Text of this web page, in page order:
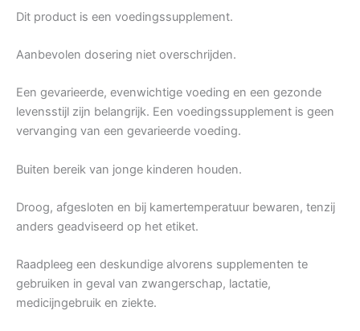
Dit product is een voedingssupplement.
Aanbevolen dosering niet overschrijden.
Een gevarieerde, evenwichtige voeding en een gezonde
levensstijl zijn belangrijk. Een voedingssupplement is geen
vervanging van een gevarieerde voeding.
Buiten bereik van jonge kinderen houden.
Droog, afgesloten en bij kamertemperatuur bewaren, tenzij
anders geadviseerd op het etiket.
Raadpleeg een deskundige alvorens supplementen te
gebruiken in geval van zwangerschap, lactatie,
medicijngebruik en ziekte.